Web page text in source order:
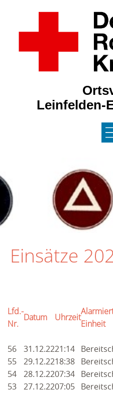
Leinfelden-
NEWS
NEWS
Einsätze
Lfd.-
Nr.
Datum Uhrzeit
Einheit
56 31.12.2221:14
55
29.12.2218:38
54
28.12.2207:34
53
27.12.2207:05